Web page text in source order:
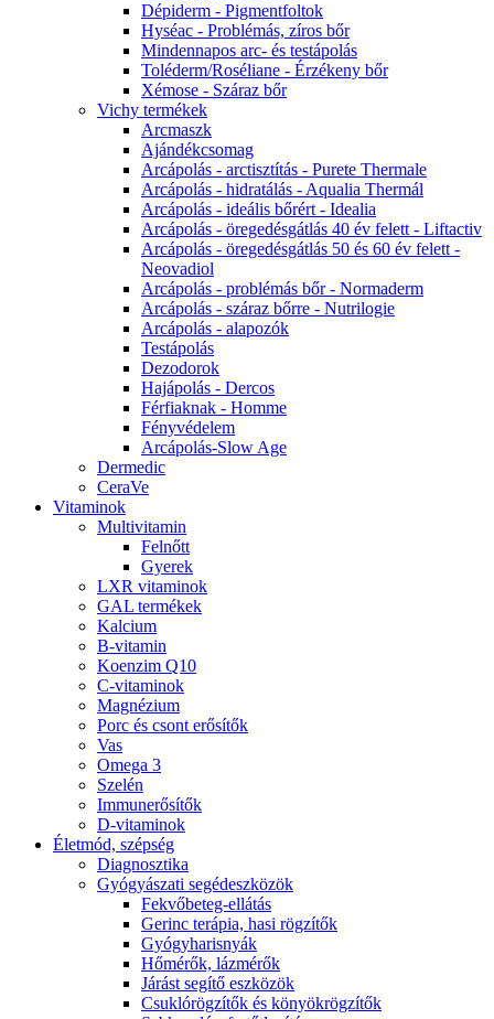
Dépiderm - Pigmentfoltok
Hyséac - Problémás, zíros bőr
Mindennapos arc- és testápolás
Toléderm/Roséliane - Érzékeny bőr
Xémose - Száraz bőr
Vichy termékek
Arcmaszk
Ajándékcsomag
Arcápolás - arctisztítás - Purete Thermale
Arcápolás - hidratálás - Aqualia Thermál
Arcápolás - ideális bőrért - Idealia
Arcápolás - öregedésgátlás 40 év felett - Liftactiv
Arcápolás - öregedésgátlás 50 és 60 év felett -
Neovadiol
Arcápolás - problémás bőr - Normaderm
Arcápolás - száraz bőrre - Nutrilogie
Arcápolás - alapozók
Testápolás
Dezodorok
Hajápolás - Dercos
Férfiaknak - Homme
Fényvédelem
Arcápolás-Slow Age
Dermedic
CeraVe
Vitaminok
Multivitamin
Felnőtt
Gyerek
LXR vitaminok
GAL termékek
Kalcium
B-vitamin
Koenzim Q10
C-vitaminok
Magnézium
Porc és csont erősítők
Vas
Omega 3
Szelén
Immunerősítők
D-vitaminok
Életmód, szépség
Diagnosztika
Gyógyászati segédeszközök
Fekvőbeteg-ellátás
Gerinc terápia, hasi rögzítők
Gyógyharisnyák
Hőmérők, lázmérők
Járást segítő eszközök
Csuklórögzítők és könyökrögzítők